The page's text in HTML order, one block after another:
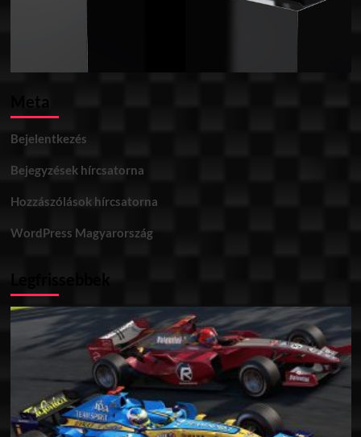
Meta
Bejelentkezés
Bejegyzések hírcsatorna
Hozzászólások hírcsatorna
WordPress Magyarország
Legfrissebbek